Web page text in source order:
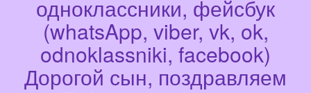
одноклассники, фейсбук
(whatsApp, viber, vk, ok,
odnoklassniki, facebook)
Дорогой сын, поздравляем